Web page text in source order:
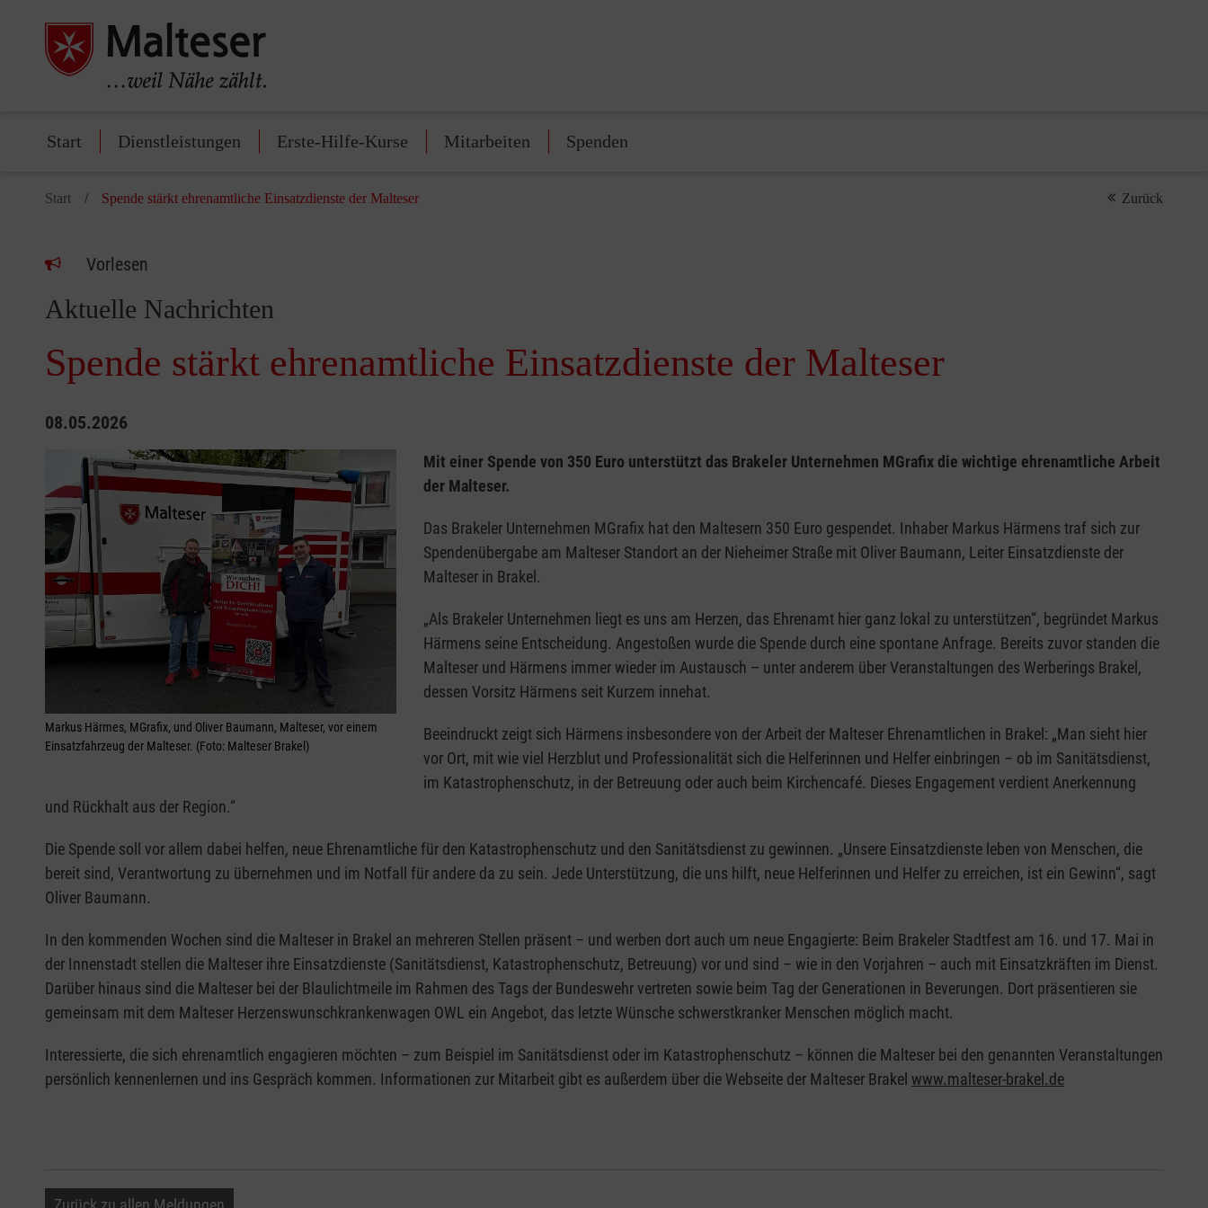
Start Dienstleistungen Erste-Hilfe-Kurse Mitarbeiten Spenden
Start Spende stärkt ehrenamtliche Einsatzdienste der Malteser Zurück
Vorlesen
Aktuelle Nachrichten
Spende stärkt ehrenamtliche Einsatzdienste der Malteser
08.05.2026
Markus Härmes, MGrafix, und Oliver Baumann, Malteser, vor einem
Einsatzfahrzeug der Malteser. (Foto: Malteser Brakel)
Mit einer Spende von 350 Euro unterstützt das Brakeler Unternehmen MGrafix die wichtige ehrenamtliche Arbeit
der Malteser.
Das Brakeler Unternehmen MGrafix hat den Maltesern 350 Euro gespendet. Inhaber Markus Härmens traf sich zur
Spendenübergabe am Malteser Standort an der Nieheimer Straße mit Oliver Baumann, Leiter Einsatzdienste der
Malteser in Brakel.
„Als Brakeler Unternehmen liegt es uns am Herzen, das Ehrenamt hier ganz lokal zu unterstützen“, begründet Markus
Härmens seine Entscheidung. Angestoßen wurde die Spende durch eine spontane Anfrage. Bereits zuvor standen die
Malteser und Härmens immer wieder im Austausch – unter anderem über Veranstaltungen des Werberings Brakel,
dessen Vorsitz Härmens seit Kurzem innehat.
Beeindruckt zeigt sich Härmens insbesondere von der Arbeit der Malteser Ehrenamtlichen in Brakel: „Man sieht hier
vor Ort, mit wie viel Herzblut und Professionalität sich die Helferinnen und Helfer einbringen – ob im Sanitätsdienst,
im Katastrophenschutz, in der Betreuung oder auch beim Kirchencafé. Dieses Engagement verdient Anerkennung
und Rückhalt aus der Region.“
Die Spende soll vor allem dabei helfen, neue Ehrenamtliche für den Katastrophenschutz und den Sanitätsdienst zu gewinnen. „Unsere Einsatzdienste leben von Menschen, die
bereit sind, Verantwortung zu übernehmen und im Notfall für andere da zu sein. Jede Unterstützung, die uns hilft, neue Helferinnen und Helfer zu erreichen, ist ein Gewinn“, sagt
Oliver Baumann.
In den kommenden Wochen sind die Malteser in Brakel an mehreren Stellen präsent – und werben dort auch um neue Engagierte: Beim Brakeler Stadtfest am 16. und 17. Mai in
der Innenstadt stellen die Malteser ihre Einsatzdienste (Sanitätsdienst, Katastrophenschutz, Betreuung) vor und sind – wie in den Vorjahren – auch mit Einsatzkräften im Dienst.
Darüber hinaus sind die Malteser bei der Blaulichtmeile im Rahmen des Tags der Bundeswehr vertreten sowie beim Tag der Generationen in Beverungen. Dort präsentieren sie
gemeinsam mit dem Malteser Herzenswunschkrankenwagen OWL ein Angebot, das letzte Wünsche schwerstkranker Menschen möglich macht.
Interessierte, die sich ehrenamtlich engagieren möchten – zum Beispiel im Sanitätsdienst oder im Katastrophenschutz – können die Malteser bei den genannten Veranstaltungen
persönlich kennenlernen und ins Gespräch kommen. Informationen zur Mitarbeit gibt es außerdem über die Webseite der Malteser Brakel www.malteser-brakel.de